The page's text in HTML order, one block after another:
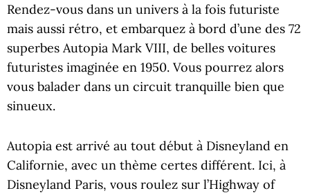
Rendez-vous dans un univers à la fois futuriste
mais aussi rétro, et embarquez à bord d’une des 72
superbes Autopia Mark VIII, de belles voitures
futuristes imaginée en 1950. Vous pourrez alors
vous balader dans un circuit tranquille bien que
sinueux.
Autopia est arrivé au tout début à Disneyland en
Californie, avec un thème certes différent. Ici, à
Disneyland Paris, vous roulez sur l’Highway of